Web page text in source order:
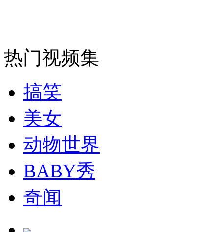
纽约上演“枕头大战”
司机酒驾遇交警 急速倒车逃窜
热门视频集
搞笑
美女
动物世界
BABY秀
奇闻